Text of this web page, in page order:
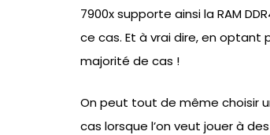
7900x supporte ainsi la RAM
ce cas. Et à vrai dire, en
majorité de cas !
On peut tout de même choisir
cas lorsque l’on veut jouer à